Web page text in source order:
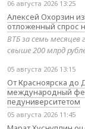
06 августа 2026 13:25
Алексей Охорзин
отложенный спрос
ВТБ за семь месяцев
свыше 200 млрд
05 августа 2026 13:15
От Красноярска до
международный
педуниверситетом
05 августа 2026 11:45